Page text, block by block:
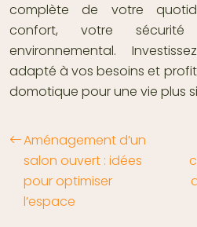
complète de votre
confort, votre
environnemental.
adapté à vos besoins et
domotique pour une vie plus
Aménagement d’un
salon ouvert : idées
pour optimiser
l’espace